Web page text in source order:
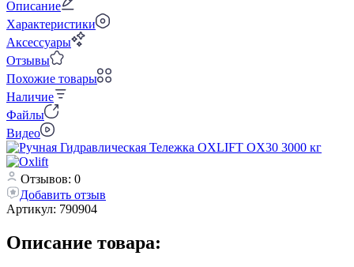
Описание
Характеристики
Аксессуары
Отзывы
Похожие товары
Наличие
Файлы
Видео
Отзывов: 0
Добавить отзыв
Артикул: 790904
Описание товара: